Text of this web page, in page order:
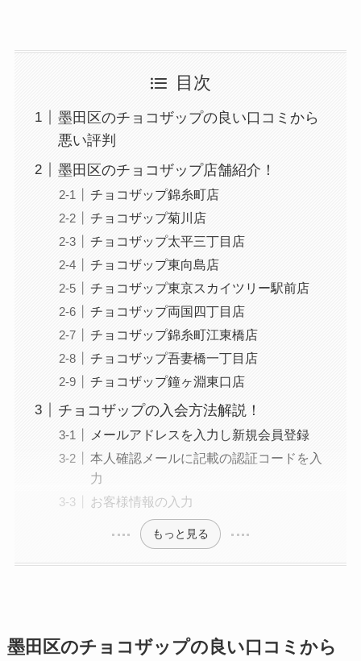
目次
墨田区のチョコザップの良い口コミから
悪い評判
墨田区のチョコザップ店舗紹介！
チョコザップ錦糸町店
チョコザップ菊川店
チョコザップ太平三丁目店
チョコザップ東向島店
チョコザップ東京スカイツリー駅前店
チョコザップ両国四丁目店
チョコザップ錦糸町江東橋店
チョコザップ吾妻橋一丁目店
チョコザップ鐘ヶ淵東口店
チョコザップの入会方法解説！
メールアドレスを入力し新規会員登録
本人確認メールに記載の認証コードを入
力
お客様情報の入力
もっと見る
墨田区のチョコザップの良い口コミから